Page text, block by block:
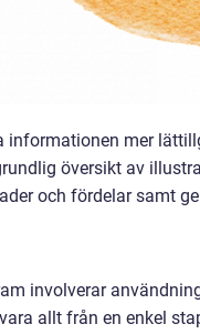
informationen mer
översikt av
och fördelar samt
involverar
allt från en enkel